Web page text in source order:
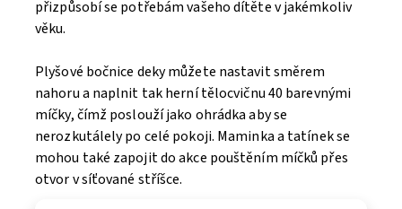
přizpůsobí se potřebám vašeho dítěte v jakémkoliv
věku.
Plyšové bočnice deky můžete nastavit směrem
nahoru a naplnit tak herní tělocvičnu 40 barevnými
míčky, čímž poslouží jako ohrádka aby se
nerozkutálely po celé pokoji. Maminka a tatínek se
mohou také zapojit do akce pouštěním míčků přes
otvor v síťované stříšce.